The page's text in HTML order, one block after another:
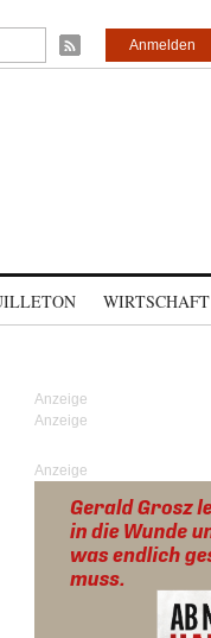
Anmelden
WIRTSCHAFT
Anzeige